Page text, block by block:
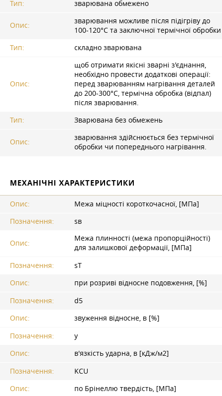
Тип: зварювана обмежено
Опис:
зварювання можливе після підігріву до
100-120°C та заключної термічної обробки
Тип:
складно зварювана
Опис:
щоб отримати якісні зварні з'єднання,
необхідно провести додаткові операції:
перед зварюванням нагрівання деталей
до 200-300°C, термічна обробка (відпал)
після зварювання.
Тип:
Зварювана без обмежень
Опис:
зварювання здійснюється без термічної
обробки чи попереднього нагрівання.
МЕХАНІЧНІ ХАРАКТЕРИСТИКИ
Опис:
Межа міцності короткочасної, [МПа]
Позначення:
sв
Опис:
Межа плинності (межа пропорційності)
для залишкової деформації, [МПа]
Позначення:
sT
Опис:
при розриві відносне подовження, [%]
Позначення:
d5
Опис:
звуження відносне, в [%]
Позначення:
y
Опис:
в'язкість ударна, в [кДж/м2]
Позначення:
KCU
Опис:
по Брінеллю твердість, [МПа]